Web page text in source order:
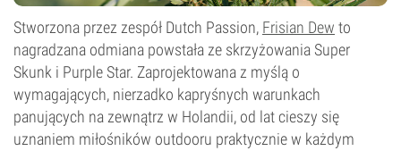
Stworzona przez zespół Dutch Passion, Frisian Dew to
nagradzana odmiana powstała ze skrzyżowania Super
Skunk i Purple Star. Zaprojektowana z myślą o
wymagających, nierzadko kapryśnych warunkach
panujących na zewnątrz w Holandii, od lat cieszy się
uznaniem miłośników outdooru praktycznie w każdym